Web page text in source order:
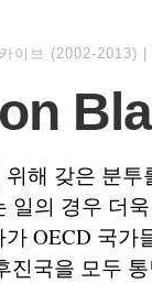
이브 (2002-2013)
해 갖은 분투
일의 경우 더
OECD 국가
국을 모두